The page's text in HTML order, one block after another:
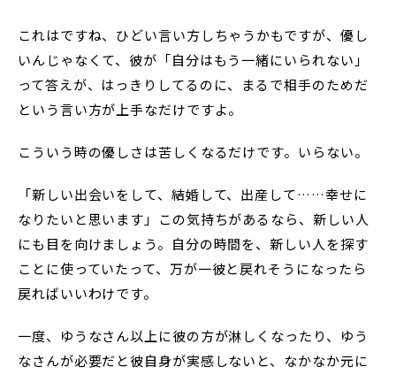
これはですね、ひどい言い方しちゃうかもですが、優し
いんじゃなくて、彼が「自分はもう一緒にいられない」
って答えが、はっきりしてるのに、まるで相手のためだ
という言い方が上手なだけですよ。
こういう時の優しさは苦しくなるだけです。いらない。
「新しい出会いをして、結婚して、出産して……幸せに
なりたいと思います」この気持ちがあるなら、新しい人
にも目を向けましょう。自分の時間を、新しい人を探す
ことに使っていたって、万が一彼と戻れそうになったら
戻ればいいわけです。
一度、ゆうなさん以上に彼の方が淋しくなったり、ゆう
なさんが必要だと彼自身が実感しないと、なかなか元に